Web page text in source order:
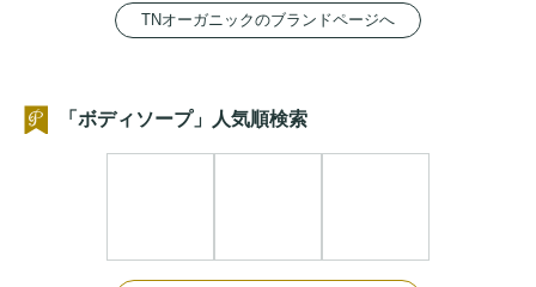
TNオーガニックのブランドページへ
「ボディソープ」人気順検索